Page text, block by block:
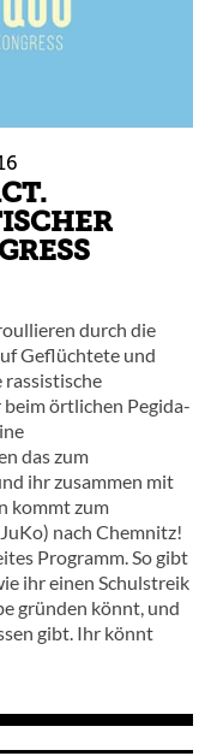
durch die
Geflüchtete und
örtlichen Pegida-
das zum
ihr zusammen mit
kommt zum
nach Chemnitz!
Programm. So gibt
ihr einen Schulstreik
gründen könnt, und
gibt. Ihr könnt